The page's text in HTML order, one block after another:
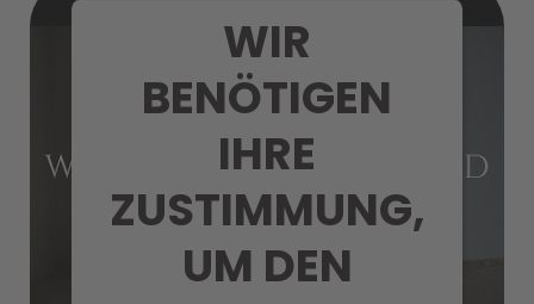
WIR
BENÖTIGEN
IHRE
ZUSTIMMUNG,
UM DEN